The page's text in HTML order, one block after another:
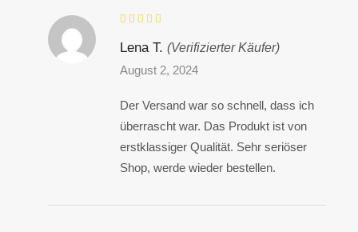
Lena T. (Verifizierter Käufer)
August 2, 2024
Der Versand war so schnell, dass ich
überrascht war. Das Produkt ist von
erstklassiger Qualität. Sehr seriöser
Shop, werde wieder bestellen.